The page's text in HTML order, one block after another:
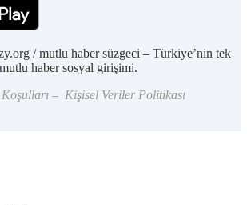
/ mutlu haber süzgeci – Türkiye’nin tek
mutlu haber sosyal girişimi.
– Kişisel Veriler Politikası